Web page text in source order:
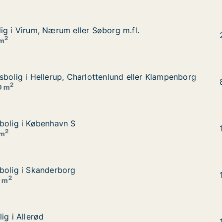
m.fl.
i Virum, Nærum eller Søborg m.fl.
i Virum, Nærum eller Søborg m.fl.
2
eller Klampenborg
i Hellerup, Charlottenlund eller Klampenborg
i Hellerup, Charlottenlund eller Klampenborg
m2
i København S
i København S
2
i Skanderborg
i Skanderborg
m2
i Allerød
i Allerød